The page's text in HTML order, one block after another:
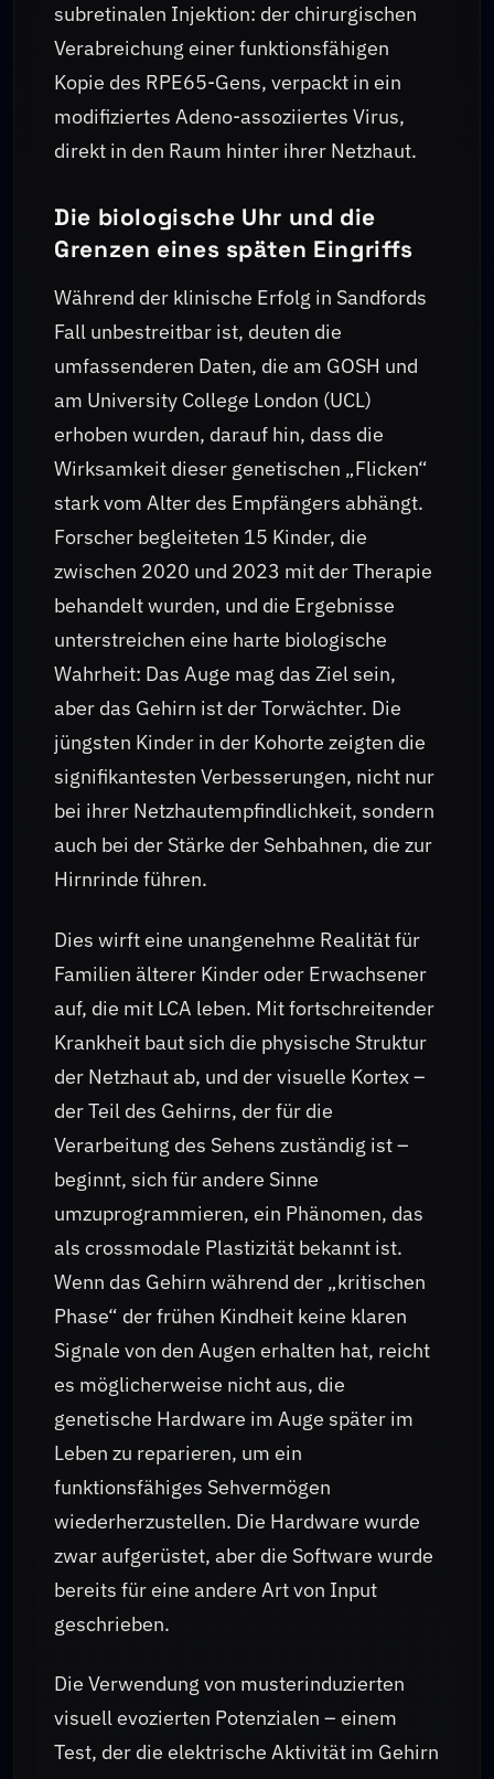
subretinalen Injektion: der chirurgischen
Verabreichung einer funktionsfähigen
Kopie des RPE65-Gens, verpackt in ein
modifiziertes Adeno-assoziiertes Virus,
direkt in den Raum hinter ihrer Netzhaut.
Die biologische Uhr und die
Grenzen eines späten Eingriffs
Während der klinische Erfolg in Sandfords
Fall unbestreitbar ist, deuten die
umfassenderen Daten, die am GOSH und
am University College London (UCL)
erhoben wurden, darauf hin, dass die
Wirksamkeit dieser genetischen „Flicken“
stark vom Alter des Empfängers abhängt.
Forscher begleiteten 15 Kinder, die
zwischen 2020 und 2023 mit der Therapie
behandelt wurden, und die Ergebnisse
unterstreichen eine harte biologische
Wahrheit: Das Auge mag das Ziel sein,
aber das Gehirn ist der Torwächter. Die
jüngsten Kinder in der Kohorte zeigten die
signifikantesten Verbesserungen, nicht nur
bei ihrer Netzhautempfindlichkeit, sondern
auch bei der Stärke der Sehbahnen, die zur
Hirnrinde führen.
Dies wirft eine unangenehme Realität für
Familien älterer Kinder oder Erwachsener
auf, die mit LCA leben. Mit fortschreitender
Krankheit baut sich die physische Struktur
der Netzhaut ab, und der visuelle Kortex –
der Teil des Gehirns, der für die
Verarbeitung des Sehens zuständig ist –
beginnt, sich für andere Sinne
umzuprogrammieren, ein Phänomen, das
als crossmodale Plastizität bekannt ist.
Wenn das Gehirn während der „kritischen
Phase“ der frühen Kindheit keine klaren
Signale von den Augen erhalten hat, reicht
es möglicherweise nicht aus, die
genetische Hardware im Auge später im
Leben zu reparieren, um ein
funktionsfähiges Sehvermögen
wiederherzustellen. Die Hardware wurde
zwar aufgerüstet, aber die Software wurde
bereits für eine andere Art von Input
geschrieben.
Die Verwendung von musterinduzierten
visuell evozierten Potenzialen – einem
Test, der die elektrische Aktivität im Gehirn